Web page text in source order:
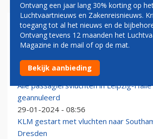
DRESDEN
Lufthansa vernieuwt Business Class in
30-01-2026 - 13:38
Alle passagiersvluchten in Leipzig-
geannuleerd
29-01-2024 - 08:56
KLM gestart met vluchten naar
Dresden
Ontvang een jaar lang 30% korting op
Luchtvaartnieuws en Zakenreisnieuws.
toegang tot al het nieuws en de
Ontvang tevens 12 maanden het
Magazine in de mail of op de mat.
Bekijk aanbieding